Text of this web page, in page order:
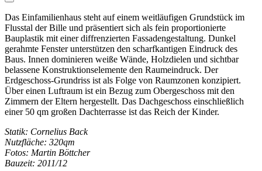
Das Einfamilienhaus steht auf einem weitläufigen Grundstück im
Flusstal der Bille und präsentiert sich als fein proportionierte
Bauplastik mit einer diffrenzierten Fassadengestaltung. Dunkel
gerahmte Fenster unterstützen den scharfkantigen Eindruck des
Baus. Innen dominieren weiße Wände, Holzdielen und sichtbar
belassene Konstruktionselemente den Raumeindruck. Der
Erdgeschoss-Grundriss ist als Folge von Raumzonen konzipiert.
Über einen Luftraum ist ein Bezug zum Obergeschoss mit den
Zimmern der Eltern hergestellt. Das Dachgeschoss einschließlich
einer 50 qm großen Dachterrasse ist das Reich der Kinder.
Statik: Cornelius Back
Nutzfläche: 320qm
Fotos: Martin Böttcher
Bauzeit: 2011/12